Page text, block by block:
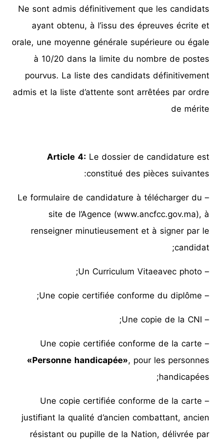
Ne sont admis définitivement que les candidats
ayant obtenu, à l’issu des épreuves écrite et
orale, une moyenne générale supérieure ou égale
à 10/20 dans la limite du nombre de postes
pourvus. La liste des candidats définitivement
admis et la liste d’attente sont arrêtées par ordre
de mérite
Article 4: Le dossier de candidature est
constitué des pièces suivantes:
– Le formulaire de candidature à télécharger du
site de l’Agence (www.ancfcc.gov.ma), à
renseigner minutieusement et à signer par le
candidat;
– Un Curriculum Vitaeavec photo;
– Une copie certifiée conforme du diplôme;
– Une copie de la CNI;
– Une copie certifiée conforme de la carte
«Personne handicapée», pour les personnes
handicapées;
– Une copie certifiée conforme de la carte
justifiant la qualité d’ancien combattant, ancien
résistant ou pupille de la Nation, délivrée par